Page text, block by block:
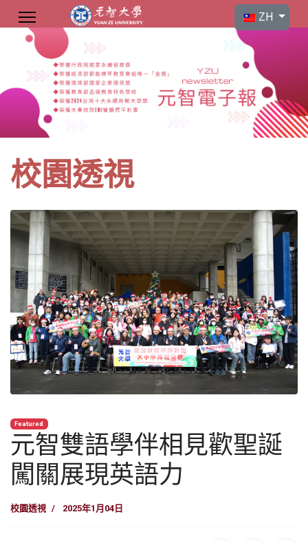
選擇你的語言
ZH
校園透視
Featured
元智雙語學伴相見歡聖誕
闖關展現英語力
校園透視 2025年1月04日